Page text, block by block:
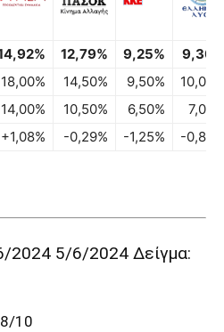
12,79% 9,25%
9,30%
18,00% 14,50% 9,50%
10,00%
14,00% 10,50% 6,50%
7,00%
+1,08% -0,29% -1,25% -0,80%
2024 5/6/2024 Δείγμα:
10